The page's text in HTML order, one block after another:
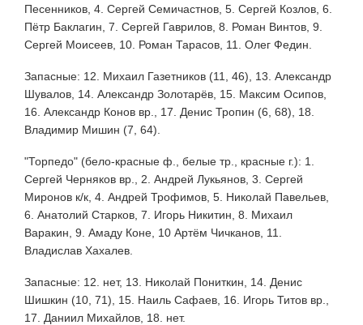
Песенников, 4. Сергей Семичастнов, 5. Сергей Козлов, 6.
Пётр Баклагин, 7. Сергей Гаврилов, 8. Роман Винтов, 9.
Сергей Моисеев, 10. Роман Тарасов, 11. Олег Федин.
Запасные: 12. Михаил Газетников (11, 46), 13. Александр
Шувалов, 14. Александр Золотарёв, 15. Максим Осипов,
16. Александр Конов вр., 17. Денис Тропин (6, 68), 18.
Владимир Мишин (7, 64).
"Торпедо" (бело-красные ф., белые тр., красные г.): 1.
Сергей Черняков вр., 2. Андрей Лукьянов, 3. Сергей
Миронов к/к, 4. Андрей Трофимов, 5. Николай Павельев,
6. Анатолий Старков, 7. Игорь Никитин, 8. Михаил
Варакин, 9. Амаду Коне, 10 Артём Чичканов, 11.
Владислав Хахалев.
Запасные: 12. нет, 13. Николай Пониткин, 14. Денис
Шишкин (10, 71), 15. Наиль Сафаев, 16. Игорь Титов вр.,
17. Даниил Михайлов, 18. нет.